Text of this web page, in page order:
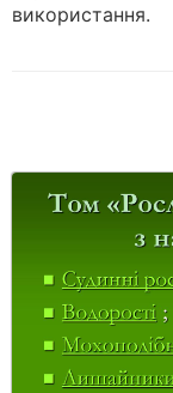
використання.